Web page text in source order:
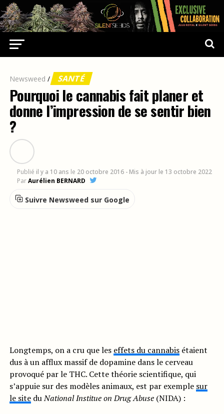
Newsweed / SANTÉ
Pourquoi le cannabis fait planer et
donne l’impression de se sentir bien
?
Publié il y a 10 ans le 20 octobre 2016 - Mis à jour le 13 octobre 2022
ParAurélien BERNARD
Suivre Newsweed sur Google
Longtemps, on a cru que les effets du cannabisétaient
dus à un afflux massif de dopamine dans le cerveau
provoqué par le THC. Cette théorie scientifique, qui
s’appuie sur des modèles animaux, est par exemple sur
le siteduNational Institue on Drug Abuse (NIDA) :